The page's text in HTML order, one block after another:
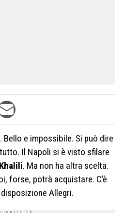
e impossibile. Si può dire
Il Napoli si è visto sfilare
. Ma non ha altra scelta.
forse, potrà acquistare. C’è
Allegri.